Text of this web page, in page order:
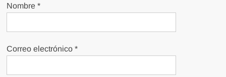
Nombre*
Correo electrónico*